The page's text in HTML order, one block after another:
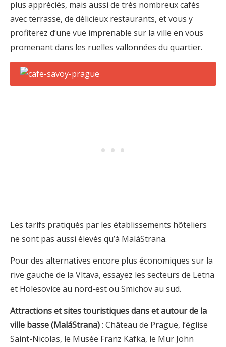
plus appréciés, mais aussi de très nombreux cafés
avec terrasse, de délicieux restaurants, et vous y
profiterez d’une vue imprenable sur la ville en vous
promenant dans les ruelles vallonnées du quartier.
Les tarifs pratiqués par les établissements hôteliers
ne sont pas aussi élevés qu’à MaláStrana.
Pour des alternatives encore plus économiques sur la
rive gauche de la Vltava, essayez les secteurs de Letna
et Holesovice au nord-est ou Smichov au sud.
Attractions et sites touristiques dans et autour de la
ville basse (MaláStrana): Château de Prague, l’église
Saint-Nicolas, le Musée Franz Kafka, le Mur John